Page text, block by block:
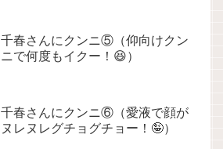
千春さんにクンニ⑤（仰向けクン
ニで何度もイクー！😆）
千春さんにクンニ⑥（愛液で顔が
ヌレヌレグチョグチョー！🤪）